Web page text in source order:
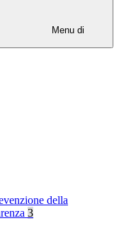
Menu di
della
3